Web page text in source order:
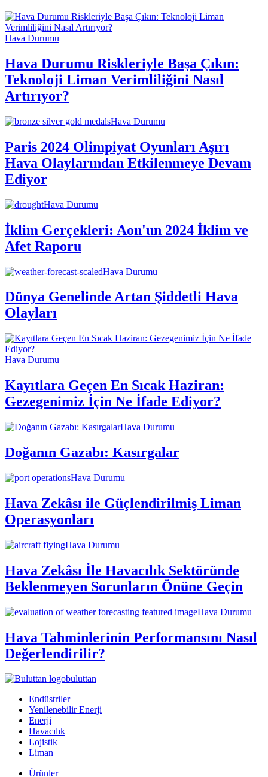
Hava Durumu
Hava Durumu Riskleriyle Başa Çıkın:
Teknoloji Liman Verimliliğini Nasıl
Artırıyor?
Hava Durumu
Paris 2024 Olimpiyat Oyunları Aşırı
Hava Olaylarından Etkilenmeye Devam
Ediyor
Hava Durumu
İklim Gerçekleri: Aon'un 2024 İklim ve
Afet Raporu
Hava Durumu
Dünya Genelinde Artan Şiddetli Hava
Olayları
Hava Durumu
Kayıtlara Geçen En Sıcak Haziran:
Gezegenimiz İçin Ne İfade Ediyor?
Hava Durumu
Doğanın Gazabı: Kasırgalar
Hava Durumu
Hava Zekâsı ile Güçlendirilmiş Liman
Operasyonları
Hava Durumu
Hava Zekâsı İle Havacılık Sektöründe
Beklenmeyen Sorunların Önüne Geçin
Hava Durumu
Hava Tahminlerinin Performansını Nasıl
Değerlendirilir?
buluttan
Endüstriler
Yenilenebilir Enerji
Enerji
Havacılık
Lojistik
Liman
Ürünler